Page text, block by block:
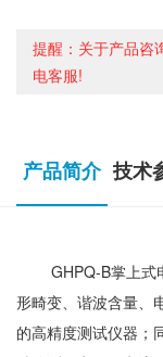
提醒：关于产品咨
电客服!
产品简介 技术
GHPQ-B掌上式电
形畸变、谐波含量、
的高精度测试仪器；